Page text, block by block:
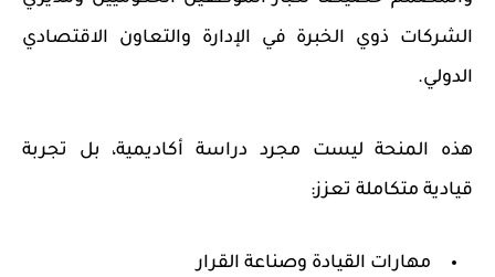
الشركات ذوي الخبرة في الإدارة والتعاون الاقتصادي
الدولي.
هذه المنحة ليست مجرد دراسة أكاديمية، بل تجربة
قيادية متكاملة تعزز:
مهارات القيادة وصناعة القرار